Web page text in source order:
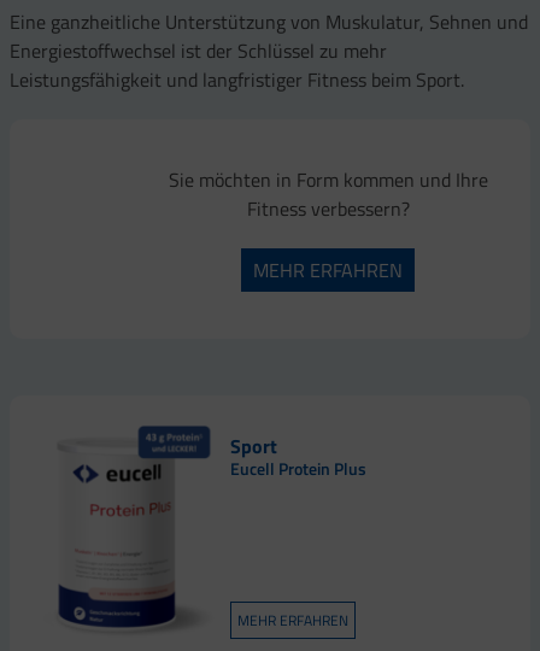
Eine ganzheitliche Unterstützung von Muskulatur, Sehnen und
Energiestoffwechsel ist der Schlüssel zu mehr
Leistungsfähigkeit und langfristiger Fitness beim Sport.
Sie möchten in Form kommen und Ihre
Fitness verbessern?
MEHR ERFAHREN
Sport
Eucell Protein Plus
MEHR ERFAHREN